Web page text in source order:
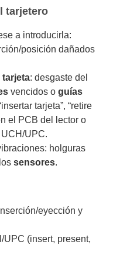
tarjetero
a introducirla:
posición dañados
tarjeta: desgaste del
vencidos o guías
tarjeta”, “retire
el PCB del lector o
UPC.
holguras
sensores.
eyección y
UPC (insert, present,